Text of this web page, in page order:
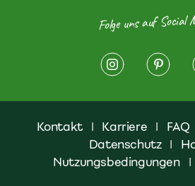
Folge uns auf Social
Kontakt | Karriere | FAQ
Datenschutz |
Nutzungsbedingungen
|